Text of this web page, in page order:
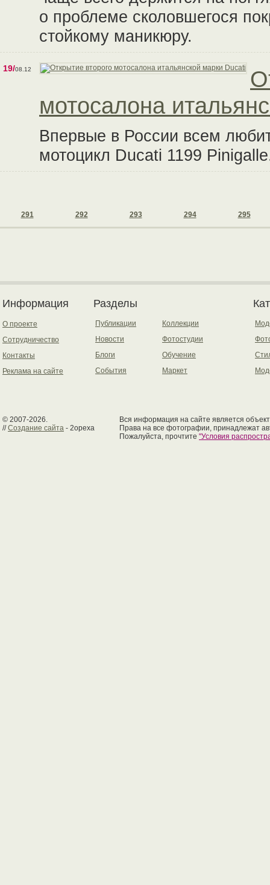
о проблеме сколовшегося
стойкому маникюру.
19/08.12
мотосалона
Впервые в России всем
мотоцикл Ducati 1199
291 292 293 294 295
Информация
О проекте
Сотрудничество
Контакты
Реклама на сайте
Разделы
Публикации
Новости
Блоги
События
Коллекции
Фотостудии
Обучение
Маркет
© 2007-2026.
//Создание сайта - 2opexa
Вся информация на сайте является
Права на все фотографии, принадлежат
Пожалуйста, прочтите "Условия